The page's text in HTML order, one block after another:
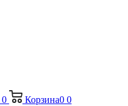
0 Корзина0 0